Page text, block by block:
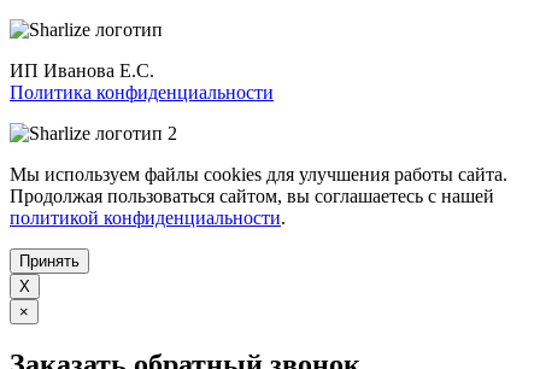
ИП Иванова Е.С.
Политика конфиденциальности
Мы используем файлы cookies для улучшения работы сайта.
Продолжая пользоваться сайтом, вы соглашаетесь с нашей
политикой конфиденциальности.
Принять
X
×